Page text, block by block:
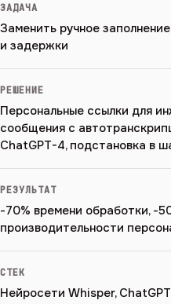
ЗАДАЧА
Заменить ручное
и задержки
РЕШЕНИЕ
Персональные ссылки для
сообщения с
ChatGPT-4, подстановка в
РЕЗУЛЬТАТ
-70% времени обработки, -
производительности
СТЕК
Нейросети Whisper,